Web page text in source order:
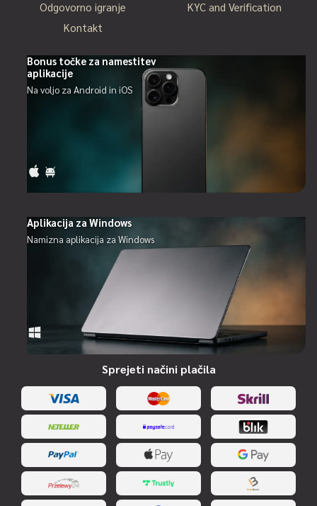
Odgovorno igranje
KYC and Verification
Kontakt
Bonus točke za namestitev
aplikacije
Na voljo za Android in iOS
Aplikacija za Windows
Namizna aplikacija za Windows
Sprejeti načini plačila
SpinBoss Podpora
Na spletu — odgovor v ~1 min